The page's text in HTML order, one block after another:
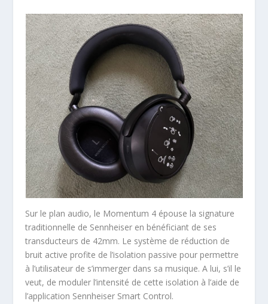
Sur le plan audio, le Momentum 4 épouse la signature
traditionnelle de Sennheiser en bénéficiant de ses
transducteurs de 42mm. Le système de réduction de
bruit active profite de l’isolation passive pour permettre
à l’utilisateur de s’immerger dans sa musique. A lui, s’il le
veut, de moduler l’intensité de cette isolation à l’aide de
l’application Sennheiser Smart Control.